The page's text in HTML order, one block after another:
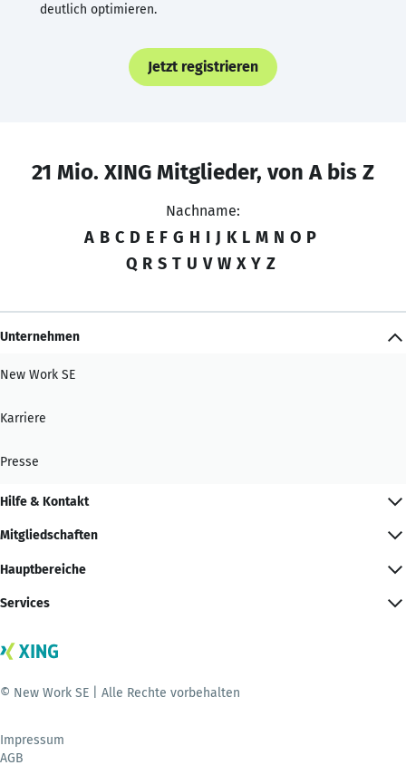
deutlich optimieren.
Jetzt registrieren
21 Mio. XING Mitglieder, von A bis Z
Nachname:
A B C D E F G H I J K L M N O P
Q R S T U V W X Y Z
Unternehmen
New Work SE
Karriere
Presse
Hilfe & Kontakt
Mitgliedschaften
Hauptbereiche
Services
© New Work SE | Alle Rechte vorbehalten
Impressum
AGB